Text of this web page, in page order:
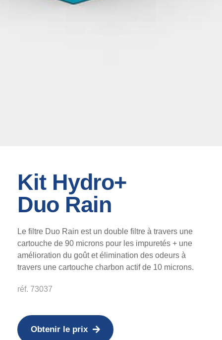
Kit Hydro+
Duo Rain
Le filtre Duo Rain est un double filtre à travers une
cartouche de 90 microns pour les impuretés + une
amélioration du goût et élimination des odeurs à
travers une cartouche charbon actif de 10 microns.
réf. 73037
Obtenir le prix